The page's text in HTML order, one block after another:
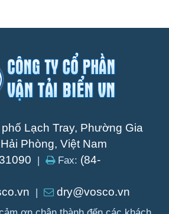
Lạch Tray, Phường Gia
Phòng, Việt Nam
| Fax: (84-
| dry@vosco.vn